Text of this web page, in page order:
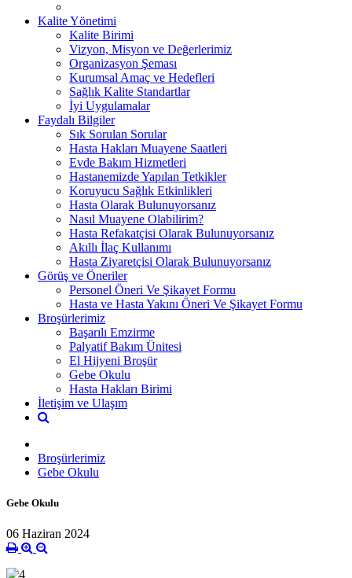
Kalite Yönetimi
Kalite Birimi
Vizyon, Misyon ve Değerlerimiz
Organizasyon Şeması
Kurumsal Amaç ve Hedefleri
Sağlık Kalite Standartlar
İyi Uygulamalar
Faydalı Bilgiler
Sık Sorulan Sorular
Hasta Hakları Muayene Saatleri
Evde Bakım Hizmetleri
Hastanemizde Yapılan Tetkikler
Koruyucu Sağlık Etkinlikleri
Hasta Olarak Bulunuyorsanız
Nasıl Muayene Olabilirim?
Hasta Refakatçisi Olarak Bulunuyorsanız
Akıllı İlaç Kullanımı
Hasta Ziyaretçisi Olarak Bulunuyorsanız
Görüş ve Öneriler
Personel Öneri Ve Şikayet Formu
Hasta ve Hasta Yakını Öneri Ve Şikayet Formu
Broşürlerimiz
Başarılı Emzirme
Palyatif Bakım Ünitesi
El Hijyeni Broşür
Gebe Okulu
Hasta Hakları Birimi
İletişim ve Ulaşım
Broşürlerimiz
Gebe Okulu
Gebe Okulu
06 Haziran 2024